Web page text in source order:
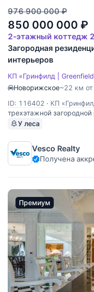
976 900 000 ₽
850 000 000 ₽
2-этажный коттедж
Загородная
интерьеров
КП «Гринфилд |
Новорижское~22 км
ID: 116402 · КП
трехэтажной
отделку. Цокольный
помещение под
настольный теннис
У леса
Vesco Realty
Получена
Премиум